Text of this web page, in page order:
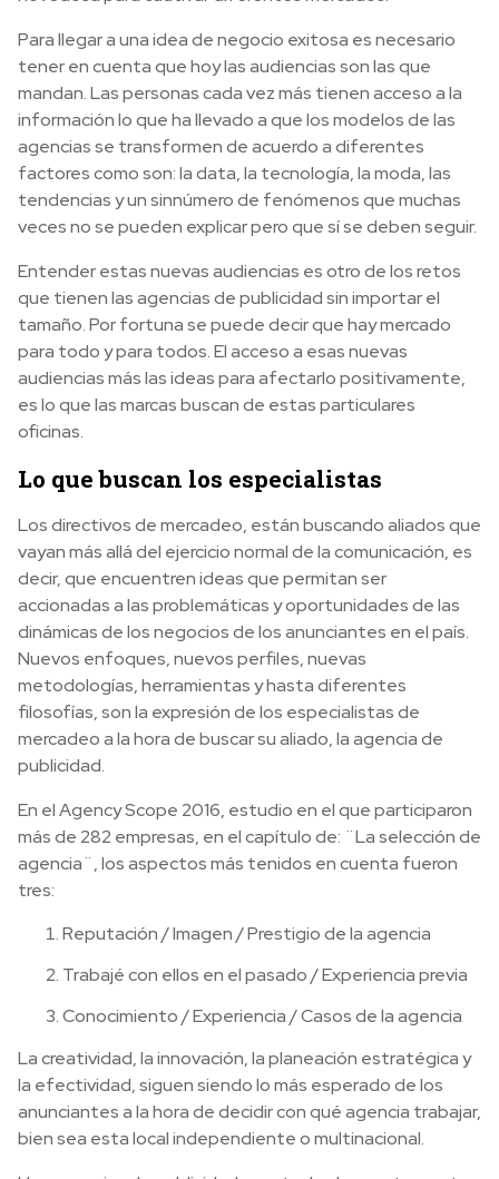
Para llegar a una idea de negocio exitosa es necesario
tener en cuenta que hoy las audiencias son las que
mandan. Las personas cada vez más tienen acceso a la
información lo que ha llevado a que los modelos de las
agencias se transformen de acuerdo a diferentes
factores como son: la data, la tecnología, la moda, las
tendencias y un sinnúmero de fenómenos que muchas
veces no se pueden explicar pero que sí se deben seguir.
Entender estas nuevas audiencias es otro de los retos
que tienen las agencias de publicidad sin importar el
tamaño. Por fortuna se puede decir que hay mercado
para todo y para todos. El acceso a esas nuevas
audiencias más las ideas para afectarlo positivamente,
es lo que las marcas buscan de estas particulares
oficinas.
Lo que buscan los especialistas
Los directivos de mercadeo, están buscando aliados que
vayan más allá del ejercicio normal de la comunicación, es
decir, que encuentren ideas que permitan ser
accionadas a las problemáticas y oportunidades de las
dinámicas de los negocios de los anunciantes en el país.
Nuevos enfoques, nuevos perfiles, nuevas
metodologías, herramientas y hasta diferentes
filosofías, son la expresión de los especialistas de
mercadeo a la hora de buscar su aliado, la agencia de
publicidad.
En el Agency Scope 2016, estudio en el que participaron
más de 282 empresas, en el capítulo de: ¨La selección de
agencia¨, los aspectos más tenidos en cuenta fueron
tres:
Reputación / Imagen / Prestigio de la agencia
Trabajé con ellos en el pasado / Experiencia previa
Conocimiento / Experiencia / Casos de la agencia
La creatividad, la innovación, la planeación estratégica y
la efectividad, siguen siendo lo más esperado de los
anunciantes a la hora de decidir con qué agencia trabajar,
bien sea esta local independiente o multinacional.